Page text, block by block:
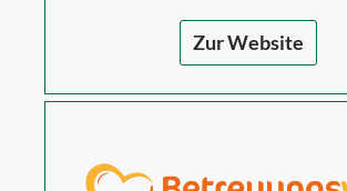
Zur Website